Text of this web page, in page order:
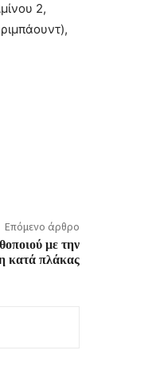
2,
Επόμενο άρθρο
με την
κατά πλάκας